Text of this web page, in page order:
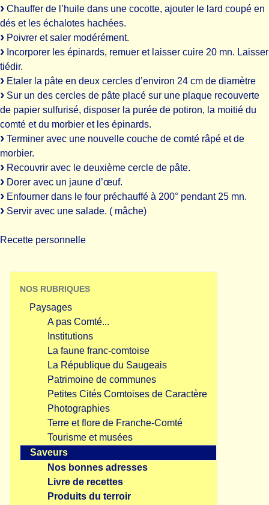
Chauffer de l’huile dans une cocotte, ajouter le lard coupé en
dés et les échalotes hachées.
Poivrer et saler modérément.
Incorporer les épinards, remuer et laisser cuire 20 mn. Laisser
tiédir.
Etaler la pâte en deux cercles d’environ 24 cm de diamètre
Sur un des cercles de pâte placé sur une plaque recouverte
de papier sulfurisé, disposer la purée de potiron, la moitié du
comté et du morbier et les épinards.
Terminer avec une nouvelle couche de comté râpé et de
morbier.
Recouvrir avec le deuxième cercle de pâte.
Dorer avec un jaune d’œuf.
Enfourner dans le four préchauffé à 200° pendant 25 mn.
Servir avec une salade. ( mâche)
Recette personnelle
NOS RUBRIQUES
Paysages
A pas Comté...
Institutions
La faune franc-comtoise
La République du Saugeais
Patrimoine de communes
Petites Cités Comtoises de Caractère
Photographies
Terre et flore de Franche-Comté
Tourisme et musées
Saveurs
Nos bonnes adresses
Livre de recettes
Produits du terroir